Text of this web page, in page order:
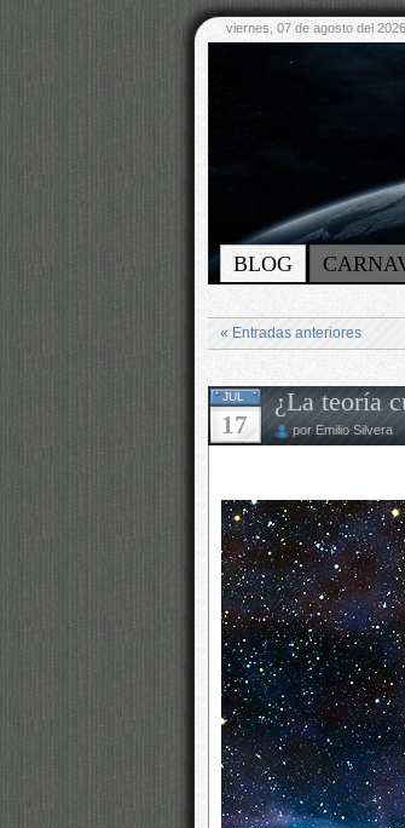
viernes, 07 de agosto del 2026
BLOG
« Entradas anteriores
JUL
17
¿La teoría
por Emilio